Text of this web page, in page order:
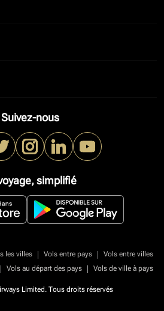
Suivez-nous
simplifié
les villes | Vols entre pays |
Vols entre villes
| Vols au départ des pays | Vols de ville à pays
Limited. Tous droits réservés